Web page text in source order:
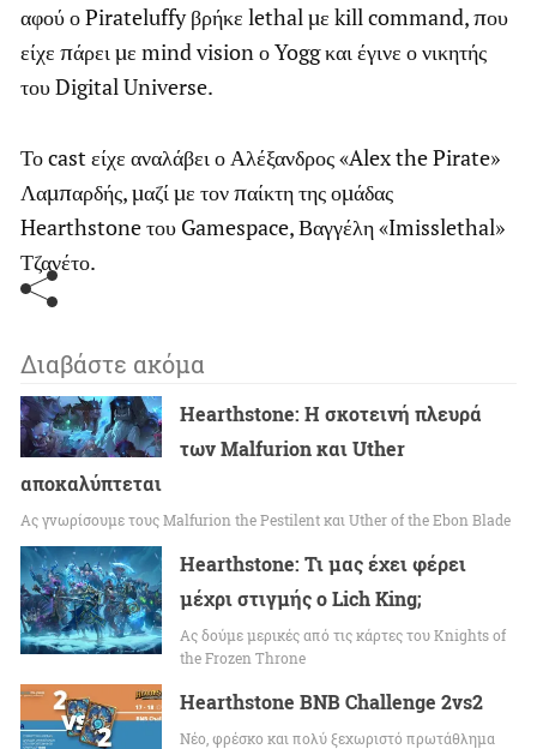
αφού ο Pirateluffy βρήκε lethal με kill command, που
είχε πάρει με mind vision ο Yogg και έγινε ο νικητής
του Digital Universe.
Το cast είχε αναλάβει ο Αλέξανδρος «Alex the Pirate»
Λαμπαρδής, μαζί με τον παίκτη της ομάδας
Hearthstone του Gamespace, Βαγγέλη «Imisslethal»
Τζανέτο.
Διαβάστε ακόμα
Hearthstone: Η σκοτεινή πλευρά
των Malfurion και Uther
αποκαλύπτεται
Ας γνωρίσουμε τους Malfurion the Pestilent και Uther of the Ebon Blade
Hearthstone: Τι μας έχει φέρει
μέχρι στιγμής ο Lich King;
Ας δούμε μερικές από τις κάρτες του Knights of
the Frozen Throne
Hearthstone BNB Challenge 2vs2
Νέο, φρέσκο και πολύ ξεχωριστό πρωτάθλημα